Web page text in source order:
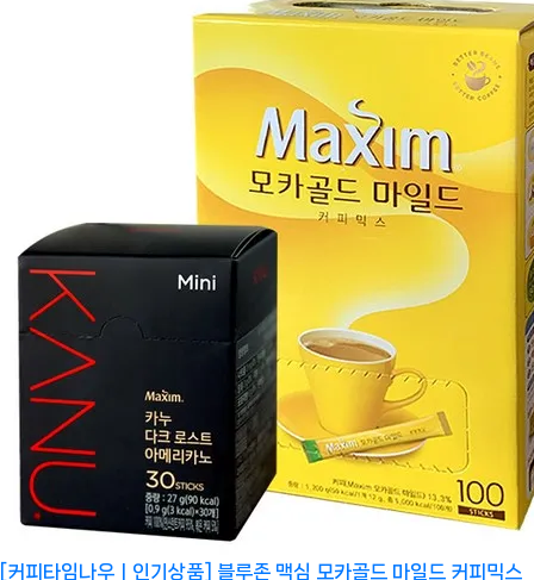
[커피타임나우ㅣ인기상품] 블루존 맥심 모카골드 마일드 커피믹스